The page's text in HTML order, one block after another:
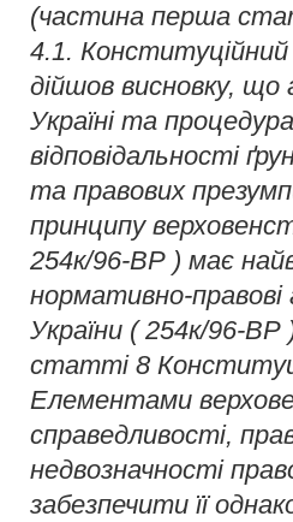
(частина перша
4.1. Конституційний
дійшов висновку, що
Україні та
відповідальності
та правових
принципу
254к/96-ВР ) має
нормативно-
України ( 254к/96-ВР
статті 8
Елементами
справедливості,
недвозначності
забезпечити її